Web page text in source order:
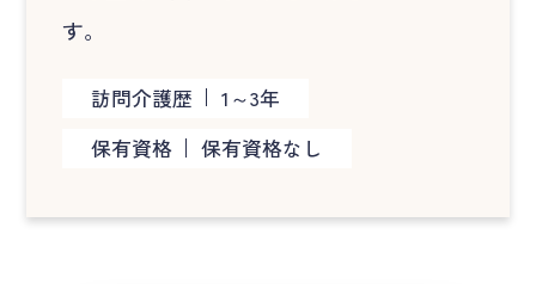
す。
訪問介護歴
1～3年
保有資格
保有資格なし